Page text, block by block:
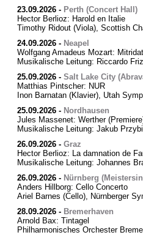
23.09.2026- Perth (Concert Hall)
Hector Berlioz: Harold en Italie
Timothy Ridout (Viola), Scottish
24.09.2026- Neapel
Wolfgang Amadeus Mozart:
Musikalische Leitung: Riccardo
25.09.2026- Salt Lake City
Matthias Pintscher: NUR
Inon Barnatan (Klavier), Utah
25.09.2026- Nordhausen
Jules Massenet: Werther
Musikalische Leitung: Jakub
26.09.2026- Graz
Hector Berlioz: La damnation de
Musikalische Leitung: Johannes
26.09.2026- Nürnberg
Anders Hillborg: Cello Concerto
Ariel Barnes (Cello), Nürnberger
28.09.2026- Bremerhaven
Arnold Bax: Tintagel
Philharmonisches Orchester